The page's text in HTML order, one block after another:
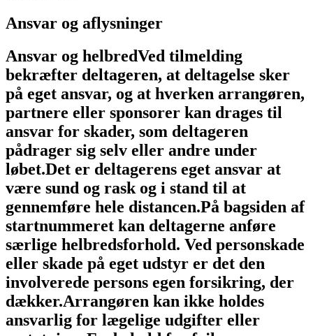
Ansvar og aflysninger
Ansvar og helbredVed tilmelding
bekræfter deltageren, at deltagelse sker
på eget ansvar, og at hverken arrangøren,
partnere eller sponsorer kan drages til
ansvar for skader, som deltageren
pådrager sig selv eller andre under
løbet.Det er deltagerens eget ansvar at
være sund og rask og i stand til at
gennemføre hele distancen.På bagsiden af
startnummeret kan deltagerne anføre
særlige helbredsforhold. Ved personskade
eller skade på eget udstyr er det den
involverede persons egen forsikring, der
dækker.Arrangøren kan ikke holdes
ansvarlig for lægelige udgifter eller